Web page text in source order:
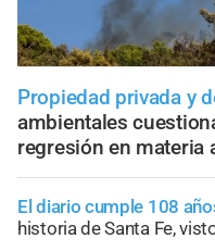
Propiedad privada y
ambientales
regresión en materia
El diario cumple 108
historia de Santa Fe,